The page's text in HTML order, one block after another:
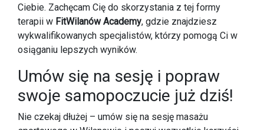
Ciebie. Zachęcam Cię do skorzystania z tej formy
terapii w FitWilanów Academy, gdzie znajdziesz
wykwalifikowanych specjalistów, którzy pomogą Ci w
osiąganiu lepszych wyników.
Umów się na sesję i popraw
swoje samopoczucie już dziś!
Nie czekaj dłużej – umów się na sesję masażu